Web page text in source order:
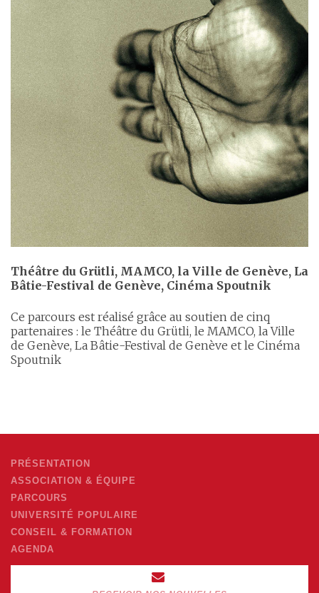
Théâtre du Grütli, MAMCO, la Ville de Genève, La
Bâtie-Festival de Genève, Cinéma Spoutnik
Ce parcours est réalisé grâce au soutien de cinq
partenaires : le Théâtre du Grütli, le MAMCO, la Ville
de Genève, La Bâtie-Festival de Genève et le Cinéma
Spoutnik
PRÉSENTATION
ASSOCIATION & ÉQUIPE
PARCOURS
UNIVERSITÉ POPULAIRE
CONSEIL & FORMATION
AGENDA